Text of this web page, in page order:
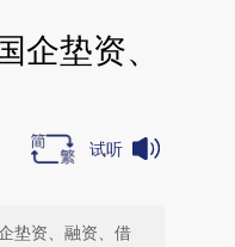
垫资、
试听
垫资、融资、借